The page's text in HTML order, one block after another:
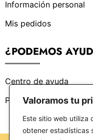
Valoramos tu
Este sitio web utiliza
obtener estadísticas
Información personal
Mis pedidos
¿PODEMOS
Centro de ayuda
Preguntas frecuentes